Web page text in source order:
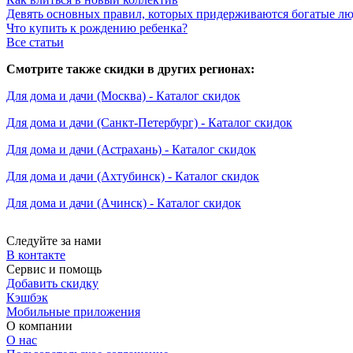
Девять основных правил, которых придерживаются богатые
Что купить к рождению ребенка?
Все статьи
Смотрите также скидки в других регионах:
Для дома и дачи (Москва) - Каталог скидок
Для дома и дачи (Санкт-Петербург) - Каталог скидок
Для дома и дачи (Астрахань) - Каталог скидок
Для дома и дачи (Ахтубинск) - Каталог скидок
Для дома и дачи (Ачинск) - Каталог скидок
Следуйте за нами
В контакте
Сервис и помощь
Добавить скидку
Кэшбэк
Мобильные приложения
О компании
О нас